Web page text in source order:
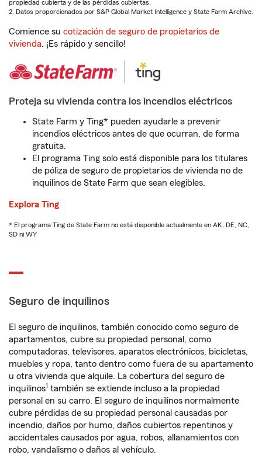
propiedad cubierta y de las pérdidas cubiertas.
2. Datos proporcionados por S&P Global Market Intelligence y State Farm Archive.
Comience su cotización de seguro de propietarios de
vivienda. ¡Es rápido y sencillo!
Proteja su vivienda contra los incendios eléctricos
State Farm y Ting* pueden ayudarle a prevenir
incendios eléctricos antes de que ocurran, de forma
gratuita.
El programa Ting solo está disponible para los titulares
de póliza de seguro de propietarios de vivienda no de
inquilinos de State Farm que sean elegibles.
Explora Ting
* El programa Ting de State Farm no está disponible actualmente en AK, DE, NC,
SD ni WY
Seguro de inquilinos
El seguro de inquilinos, también conocido como seguro de
apartamentos, cubre su propiedad personal, como
computadoras, televisores, aparatos electrónicos, bicicletas,
muebles y ropa, tanto dentro como fuera de su apartamento
u otra vivienda que alquile. La cobertura del seguro de
inquilinos1 también se extiende incluso a la propiedad
personal en su carro. El seguro de inquilinos normalmente
cubre pérdidas de su propiedad personal causadas por
incendio, daños por humo, daños cubiertos repentinos y
accidentales causados por agua, robos, allanamientos con
robo, vandalismo o daños al vehículo.